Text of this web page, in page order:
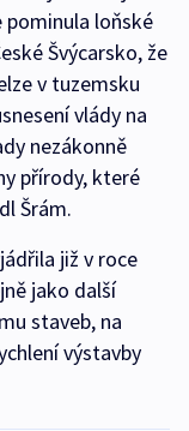
pominula loňské
Švýcarsko, že
v tuzemsku
vlády na
nezákonně
přírody, které
Šrám.
již v roce
jako další
staveb, na
výstavby